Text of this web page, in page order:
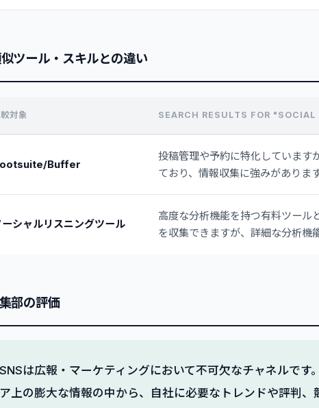
ツール・スキルとの違い
対象 SEARCH RESULTS FOR "SOCIAL
Buffer
投稿管理や予約に特化しています
ており、情報収集に強みがあります
ーシャルリスニングツール
高度な分析機能を持つ有料ツール
を収集できますが、詳細な分析機
部の評価
SNSは広報・マーケティングにおいて不可欠なチャネルです
ア上の膨大な情報の中から、自社に必要なトレンドや評判